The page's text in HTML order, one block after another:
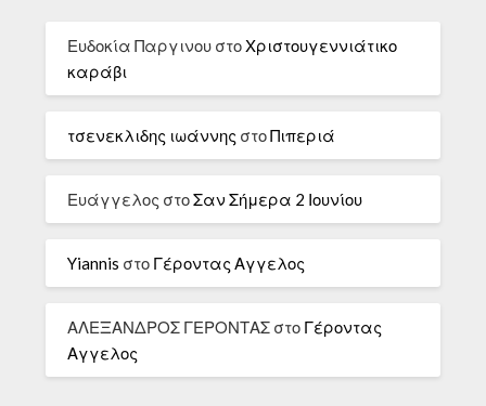
Ευδοκία Παργινου στοΧριστουγεννιάτικο
καράβι
τσενεκλιδης ιωάννης στοΠιπεριά
Ευάγγελος στοΣαν Σήμερα 2 Ιουνίου
Yiannis στο Γέροντας Αγγελος
ΑΛΕΞΑΝΔΡΟΣ ΓΕΡΟΝΤΑΣ στο Γέροντας
Αγγελος